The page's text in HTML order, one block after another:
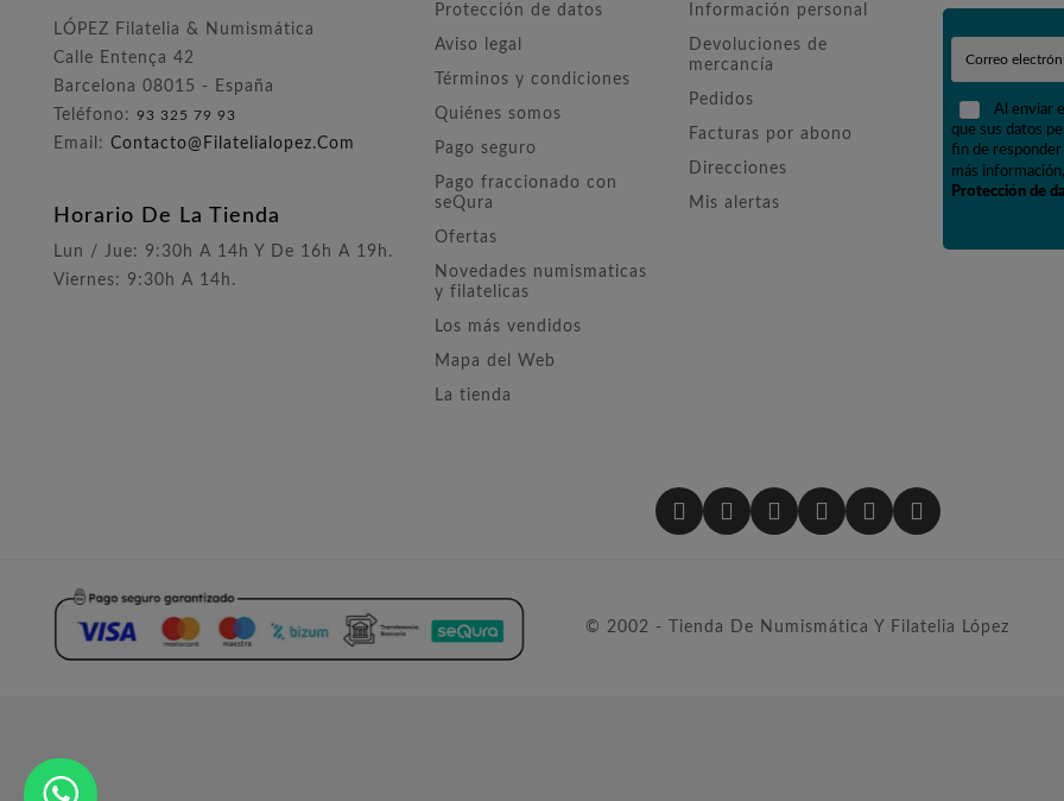
LÓPEZ Filatelia & Numismática
Calle Entença 42
Barcelona 08015 - España
Teléfono: 93 325 79 93
Email: Contacto@filatelialopez.com
Horario De La Tienda
Lun / Jue: 9:30h A 14h Y De 16h A 19h.
Viernes: 9:30h A 14h.
Protección de datos
Aviso legal
Términos y condiciones
Quiénes somos
Pago seguro
Pago fraccionado con
seQura
Ofertas
Novedades numismaticas
y filatelicas
Los más vendidos
Mapa del Web
La tienda
Información personal
Devoluciones de
mercancía
Pedidos
Facturas por abono
Direcciones
Mis alertas
Al enviar
que sus datos
fin de responder
más
Protección de
© 2002 - Tienda De Numismática Y Filatelia López